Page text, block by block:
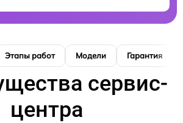
Этапы работ Модели Гарантия
сервис-
центра